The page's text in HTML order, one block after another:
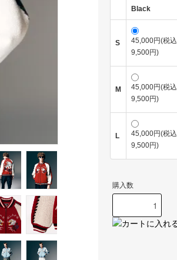
Black
S
45,000円(税
9,500円)
M
45,000円(税
9,500円)
L
45,000円(税
9,500円)
購入数